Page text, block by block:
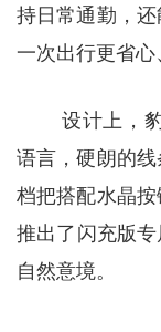
持日常通勤，
一次出行更省心
设计上，
语言，硬朗的
档把搭配水晶
推出了闪充版
自然意境。